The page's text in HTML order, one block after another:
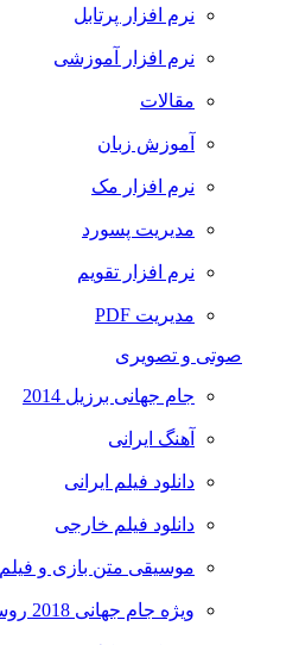
نرم افزار پرتابل
نرم افزار آموزشی
مقالات
آموزش زبان
نرم افزار مک
مدیریت پسورد
نرم افزار تقویم
مدیریت PDF
صوتی و تصویری
جام جهانی برزیل 2014
آهنگ ایرانی
دانلود فیلم ایرانی
دانلود فیلم خارجی
موسیقی متن بازی و فیلم
ویژه جام جهانی 2018 روسیه